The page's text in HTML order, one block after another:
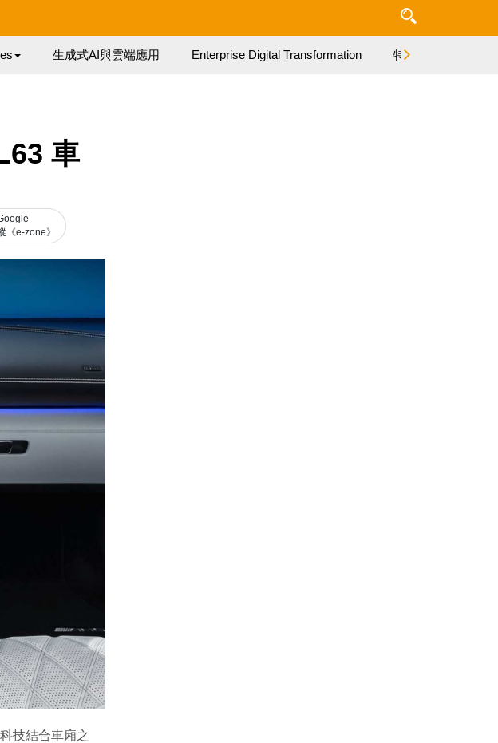
生成式AI與雲端應用 Enterprise Digital Transformation 特集
車
《e-zone》
技結合車廂之